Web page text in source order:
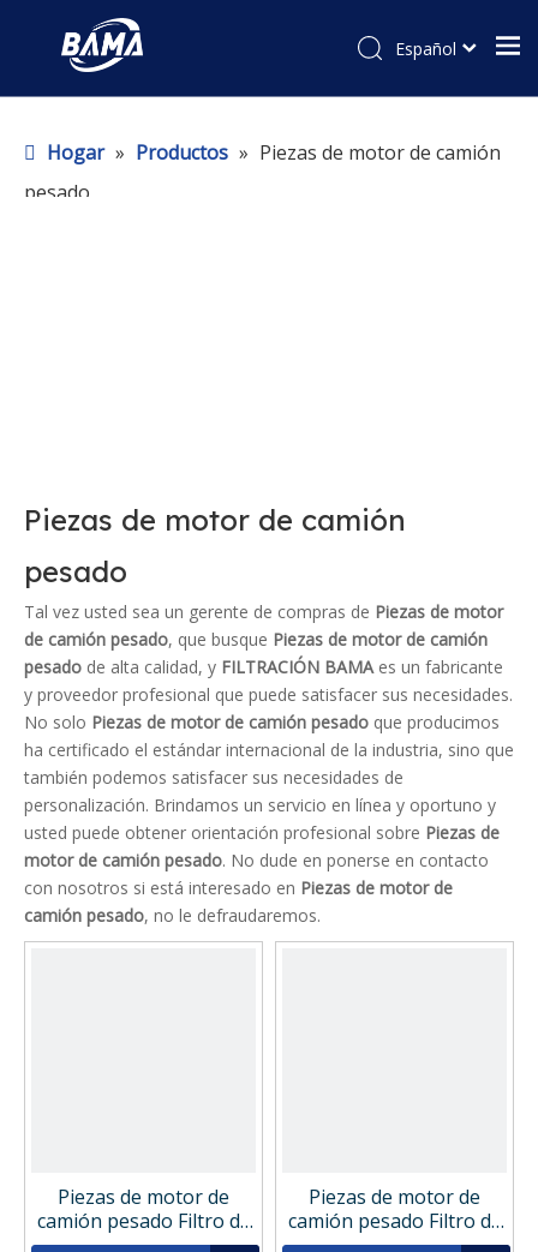
Español
Hogar » Productos » Piezas de motor de camión
pesado
Piezas de motor de camión
pesado
Tal vez usted sea un gerente de compras de Piezas de motor
de camión pesado, que busque Piezas de motor de camión
pesado de alta calidad, y FILTRACIÓN BAMAes un fabricante
y proveedor profesional que puede satisfacer sus necesidades.
No solo Piezas de motor de camión pesado que producimos
ha certificado el estándar internacional de la industria, sino que
también podemos satisfacer sus necesidades de
personalización. Brindamos un servicio en línea y oportuno y
usted puede obtener orientación profesional sobre Piezas de
motor de camión pesado. No dude en ponerse en contacto
con nosotros si está interesado en Piezas de motor de
camión pesado, no le defraudaremos.
Piezas de motor de
camión pesado Filtro de
presión de filtro de
Piezas de motor de
camión pesado Filtro de
presión de filtro de